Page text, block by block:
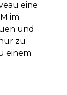
eine
im
und
zu
einem